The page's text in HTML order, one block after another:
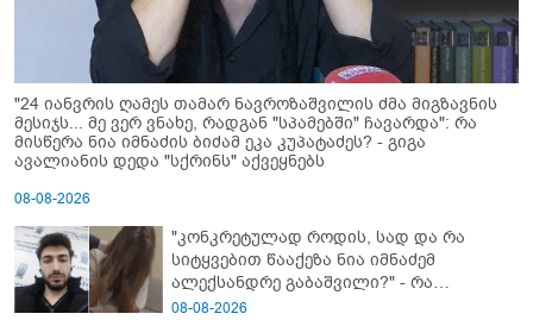
"24 იანვრის ღამეს თამარ ნავროზაშვილის ძმა მიგზავნის
მესიჯს... მე ვერ ვნახე, რადგან "სპამებში" ჩავარდა": რა
მისწერა ნია იმნაძის ბიძამ ეკა კუპატაძეს? - გიგა
ავალიანის დედა "სქრინს" აქვეყნებს
08-08-2026
"კონკრეტულად როდის, სად და რა
სიტყვებით წააქეზა ნია იმნაძემ
ალექსანდრე გაბაშვილი?" - რა
მიმართვას ავრცელებს ნია იმნაძის
08-08-2026